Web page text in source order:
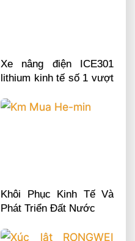
Xe nâng điện ICE301
lithium kinh tế số 1 vượt
Khôi Phục Kinh Tế Và
Phát Triển Đất Nước